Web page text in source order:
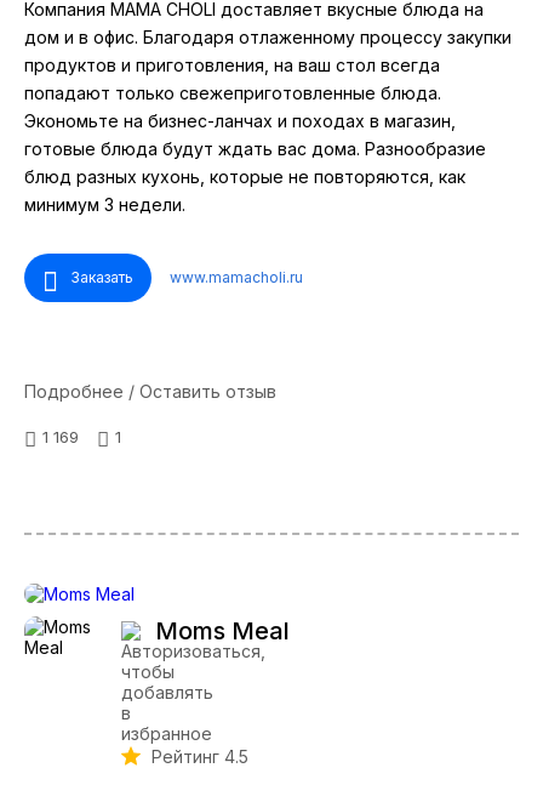
Компания MAMA CHOLI доставляет вкусные блюда на
дом и в офис. Благодаря отлаженному процессу закупки
продуктов и приготовления, на ваш стол всегда
попадают только свежеприготовленные блюда.
Экономьте на бизнес-ланчах и походах в магазин,
готовые блюда будут ждать вас дома. Разнообразие
блюд разных кухонь, которые не повторяются, как
минимум 3 недели.
Заказать www.mamacholi.ru
Подробнее / Оставить отзыв
1 169 1
Moms Meal
Рейтинг 4.5